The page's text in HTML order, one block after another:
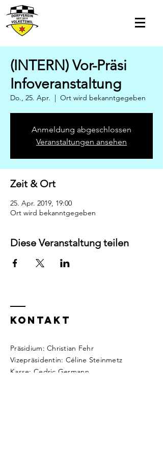
(INTERN) Vor-Präsi
Infoveranstaltung
Do., 25. Apr.
  |
Ort wird bekanntgegeben
Anmeldung abgeschlossen
Veranstaltungen ansehen
Zeit & Ort
25. Apr. 2019, 19:00
Ort wird bekanntgegeben
Diese Veranstaltung teilen
Kontakt
Präsidium: Christian Fehr
Vizepräsidentin: Céline Steinmetz
Kasse: Cedric Germann